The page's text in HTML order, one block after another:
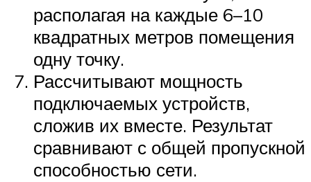
располагая на каждые 6–10
квадратных метров помещения
одну точку.
Рассчитывают мощность
подключаемых устройств,
сложив их вместе. Результат
сравнивают с общей пропускной
способностью сети.